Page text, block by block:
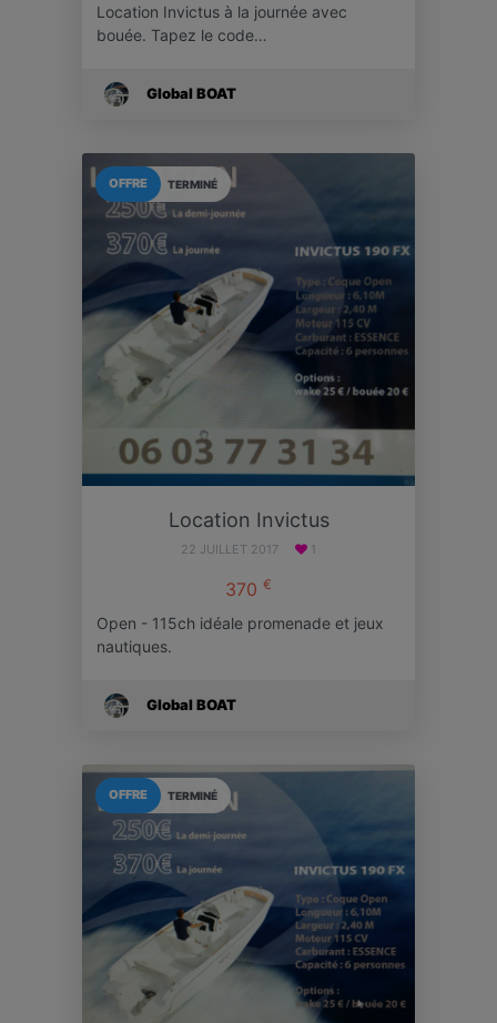
Location Invictus à la journée avec
bouée. Tapez le code…
Global BOAT
TERMINÉ
OFFRE
Location Invictus
22 JUILLET 2017 1
370 €
Open - 115ch idéale promenade et jeux
nautiques.
Global BOAT
TERMINÉ
OFFRE